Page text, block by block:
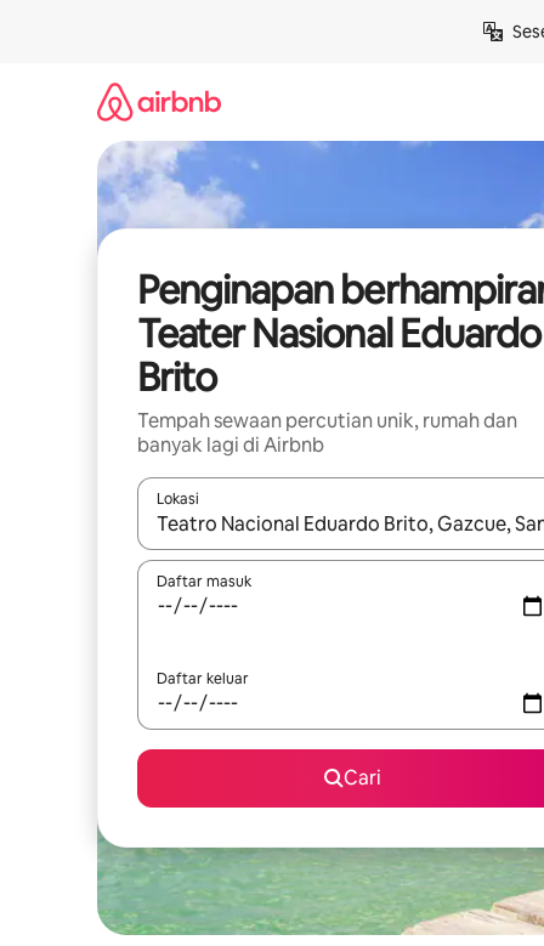
Penginapan
Teater Nasional Eduardo
Brito
Tempah sewaan percutian unik, rumah dan
banyak lagi di Airbnb
Lokasi
Apabila hasil tersedia, navigasi dengan kekunci
Daftar masuk
Daftar keluar
Cari